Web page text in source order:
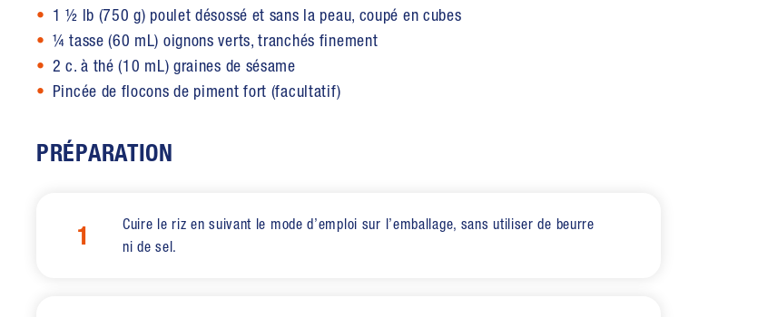
1 ½ lb (750 g) poulet désossé et sans la peau, coupé en cubes
¼ tasse (60 mL) oignons verts, tranchés finement
2 c. à thé (10 mL) graines de sésame
Pincée de flocons de piment fort (facultatif)
PRÉPARATION
1
Cuire le riz en suivant le mode d’emploi sur l’emballage, sans utiliser de beurre
ni de sel.